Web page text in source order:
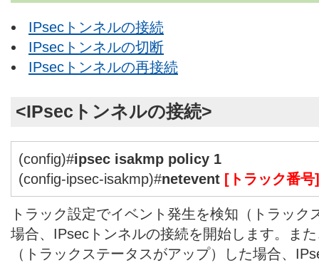
IPsecトンネルの接続
IPsecトンネルの切断
IPsecトンネルの再接続
<IPsecトンネルの接続>
(config)#ipsec isakmp policy 1
(config-ipsec-isakmp)#netevent [トラック番号]
トラック設定でイベント発生を検知（トラック
場合、IPsecトンネルの接続を開始します。ま
（トラックステータスがアップ）した場合、